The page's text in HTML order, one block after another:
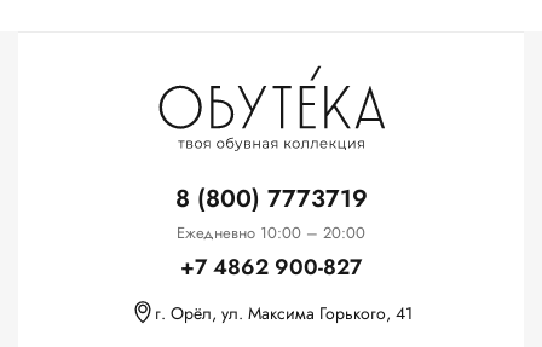
8 (800) 7773719
Ежедневно 10:00 – 20:00
+7 4862 900-827
г. Орёл, ул. Максима Горького, 41